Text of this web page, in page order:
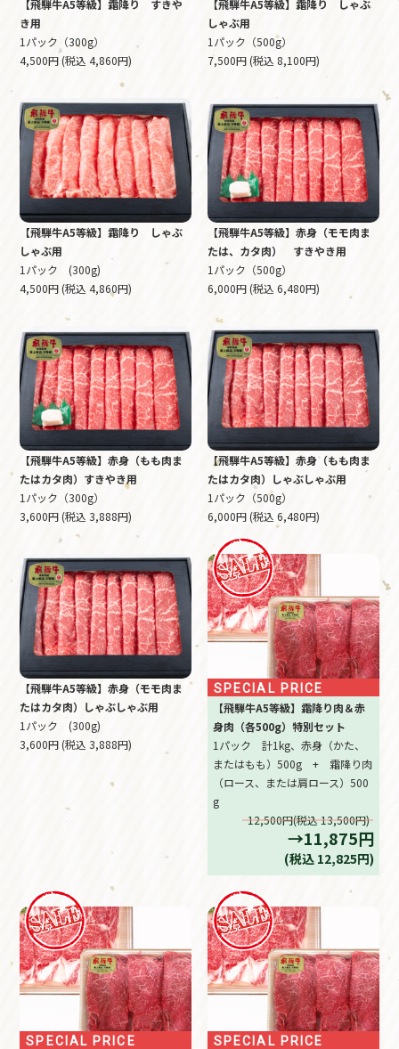
【飛騨牛A5等級】霜降り すきや
き用
1パック（300g）
4,500円 (税込 4,860円)
【飛騨牛A5等級】霜降り しゃぶ
しゃぶ用
1パック（500g）
7,500円 (税込 8,100円)
【飛騨牛A5等級】霜降り しゃぶ
しゃぶ用
1パック (300g)
4,500円 (税込 4,860円)
【飛騨牛A5等級】赤身（モモ肉ま
たは、カタ肉） すきやき用
1パック（500g）
6,000円 (税込 6,480円)
【飛騨牛A5等級】赤身（もも肉ま
たはカタ肉）すきやき用
1パック（300g）
3,600円 (税込 3,888円)
【飛騨牛A5等級】赤身（もも肉ま
たはカタ肉）しゃぶしゃぶ用
1パック（500g）
6,000円 (税込 6,480円)
【飛騨牛A5等級】赤身（モモ肉ま
たはカタ肉）しゃぶしゃぶ用
1パック (300g)
3,600円 (税込 3,888円)
SPECIAL PRICE
【飛騨牛A5等級】霜降り肉＆赤
身肉（各500g）特別セット
1パック 計1kg、赤身（かた、
またはもも）500g + 霜降り肉
（ロース、または肩ロース）500
g
12,500円(税込 13,500円)
→11,875円
(税込 12,825円)
SPECIAL PRICE SPECIAL PRICE